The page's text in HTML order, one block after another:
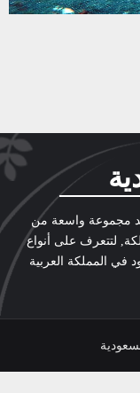
مجموعة واسعة من
لتتعرف على أنواع
في المملكة العربية